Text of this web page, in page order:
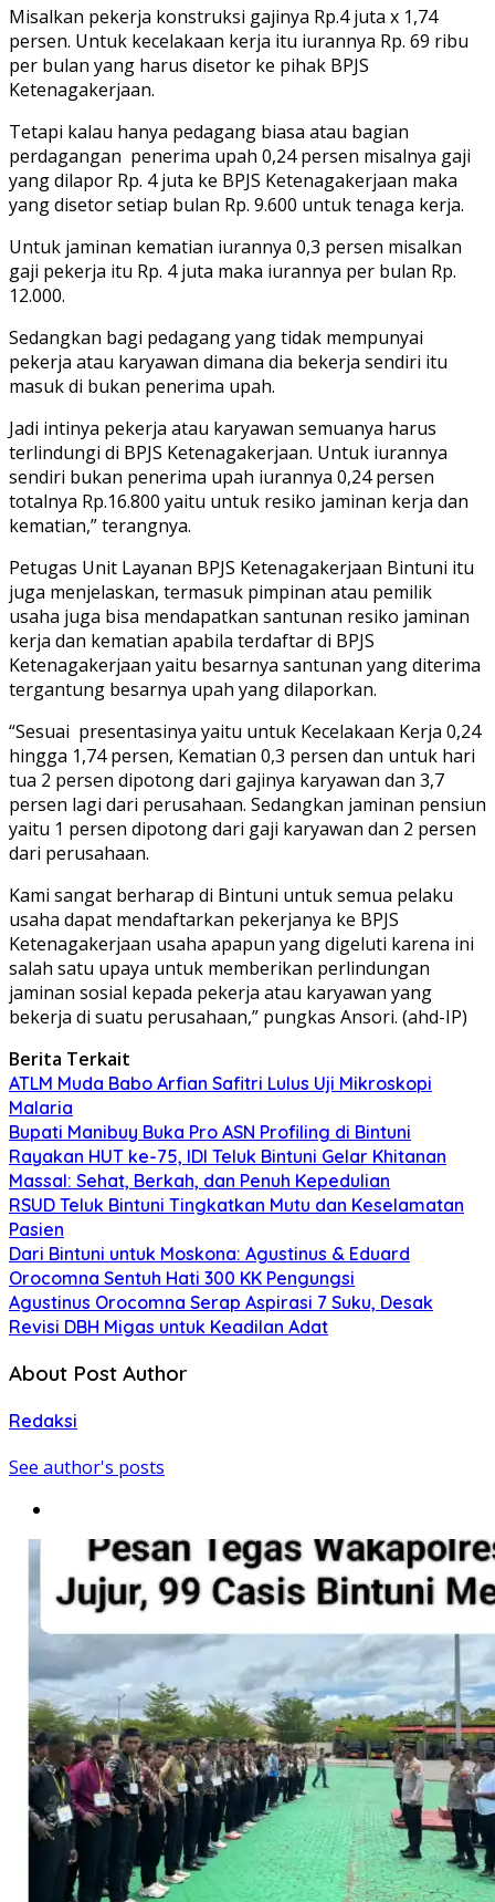
Misalkan pekerja konstruksi gajinya Rp.4 juta x 1,74
persen. Untuk kecelakaan kerja itu iurannya Rp. 69 ribu
per bulan yang harus disetor ke pihak BPJS
Ketenagakerjaan.
Tetapi kalau hanya pedagang biasa atau bagian
perdagangan penerima upah 0,24 persen misalnya gaji
yang dilapor Rp. 4 juta ke BPJS Ketenagakerjaan maka
yang disetor setiap bulan Rp. 9.600 untuk tenaga kerja.
Untuk jaminan kematian iurannya 0,3 persen misalkan
gaji pekerja itu Rp. 4 juta maka iurannya per bulan Rp.
12.000.
Sedangkan bagi pedagang yang tidak mempunyai
pekerja atau karyawan dimana dia bekerja sendiri itu
masuk di bukan penerima upah.
Jadi intinya pekerja atau karyawan semuanya harus
terlindungi di BPJS Ketenagakerjaan. Untuk iurannya
sendiri bukan penerima upah iurannya 0,24 persen
totalnya Rp.16.800 yaitu untuk resiko jaminan kerja dan
kematian,” terangnya.
Petugas Unit Layanan BPJS Ketenagakerjaan Bintuni itu
juga menjelaskan, termasuk pimpinan atau pemilik
usaha juga bisa mendapatkan santunan resiko jaminan
kerja dan kematian apabila terdaftar di BPJS
Ketenagakerjaan yaitu besarnya santunan yang diterima
tergantung besarnya upah yang dilaporkan.
“Sesuai presentasinya yaitu untuk Kecelakaan Kerja 0,24
hingga 1,74 persen, Kematian 0,3 persen dan untuk hari
tua 2 persen dipotong dari gajinya karyawan dan 3,7
persen lagi dari perusahaan. Sedangkan jaminan pensiun
yaitu 1 persen dipotong dari gaji karyawan dan 2 persen
dari perusahaan.
Kami sangat berharap di Bintuni untuk semua pelaku
usaha dapat mendaftarkan pekerjanya ke BPJS
Ketenagakerjaan usaha apapun yang digeluti karena ini
salah satu upaya untuk memberikan perlindungan
jaminan sosial kepada pekerja atau karyawan yang
bekerja di suatu perusahaan,” pungkas Ansori. (ahd-IP)
Berita Terkait
ATLM Muda Babo Arfian Safitri Lulus Uji Mikroskopi
Malaria
Bupati Manibuy Buka Pro ASN Profiling di Bintuni
Rayakan HUT ke-75, IDI Teluk Bintuni Gelar Khitanan
Massal: Sehat, Berkah, dan Penuh Kepedulian
RSUD Teluk Bintuni Tingkatkan Mutu dan Keselamatan
Pasien
Dari Bintuni untuk Moskona: Agustinus & Eduard
Orocomna Sentuh Hati 300 KK Pengungsi
Agustinus Orocomna Serap Aspirasi 7 Suku, Desak
Revisi DBH Migas untuk Keadilan Adat
About Post Author
Redaksi
See author's posts